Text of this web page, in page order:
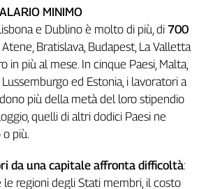
MINIMO
e Dublino è molto di più, di 700
Atene, Bratislava, Budapest, La Valletta
in più al mese. In cinque Paesi, Malta,
Lussemburgo ed Estonia, i lavoratori a
più della metà del loro stipendio
quelli di altri dodici Paesi ne
più.
da una capitale affronta difficoltà:
regioni degli Stati membri, il costo